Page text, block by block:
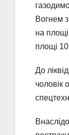
Вогнем
на
площі
До
чоловік